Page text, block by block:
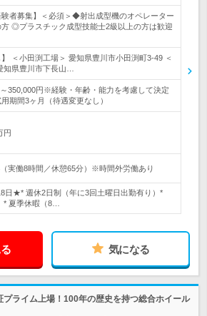
験者募集】＜必須＞◆射出成型機のオペレーター
◎プラスチック成型技能士2級以上の方は歓迎
】 ＜小田渕工場＞ 愛知県豊川市小田渕町3-49 ＜
知県豊川市下長山…
350,000円※経験・年齢・能力を考慮して決定
期間3ヶ月（待遇変更なし）
円
実働8時間／休憩65分）※時間外労働あり
日★* 週休2日制（年に3回土曜日出勤有り）*
* 夏季休暇（8…
気になる
プライム上場！100年の歴史を持つ総合ホイール